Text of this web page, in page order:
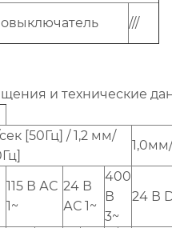
///
и технические
[50Гц] / 1,2 мм/
115 В АС
1~
24 В
АС 1~
400
В
3~
24 В